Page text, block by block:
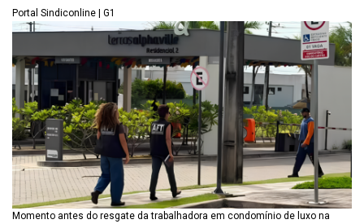
Portal Sindiconline | G1
Momento antes do resgate da trabalhadora em condomínio de luxo na